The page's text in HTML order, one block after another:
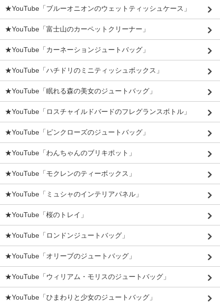
★YouTube「ブルーオニオンのウェットティッシュケース」
★YouTube「富士山のカーペットクリーナー」
★YouTube「カーネーションジュートバッグ」
★YouTube「ハチドリのミニティッシュボックス」
★YouTube「眠れる森の美女のジュートバッグ」
★YouTube「ロスチャイルドバードのフレグランスボトル」
★YouTube「ピンクローズのジュートバッグ」
★YouTube「わんちゃんのブリキポット」
★YouTube「モクレンのティーボックス」
★YouTube「ミュシャのインテリアパネル」
★YouTube「桜のトレイ」
★YouTube「ロンドンジュートバッグ」
★YouTube「オリーブのジュートバッグ」
★YouTube「ウィリアム・モリスのジュートバッグ」
★YouTube「ひまわりと少女のジュートバッグ」